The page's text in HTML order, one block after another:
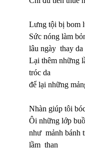
Lưng tội bị bom
Sức nóng làm
lâu ngày thay da
Lại thêm những
tróc da
để lại những
Nhàn giúp tôi
Ôi những lớp
như mảnh bánh
lầm than